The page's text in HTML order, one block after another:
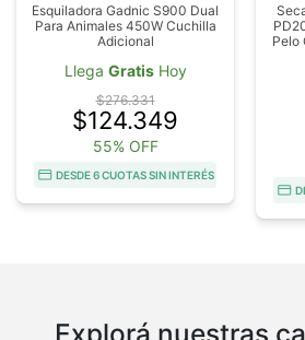
Esquiladora Gadnic S900 Dual
Para Animales 450W Cuchilla
Adicional
Llega GratisHoy
$276.331
$124.349
55% OFF
DESDE 6 CUOTAS SIN INTERÉS
Pelo
Explorá nuestras